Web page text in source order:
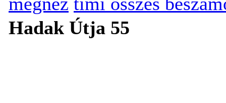
Hadak Útja 55